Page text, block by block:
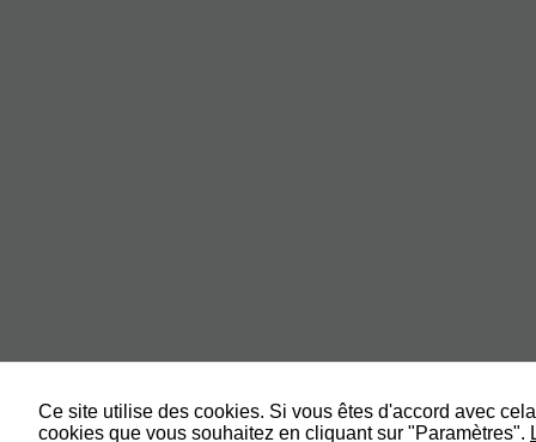
Ce site utilise des cookies. Si vous êtes d'accord avec
cookies que vous souhaitez en cliquant sur "Paramètres".